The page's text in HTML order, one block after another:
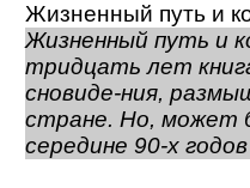
Жизненный путь и
Жизненный путь и
тридцать лет
сновиде-ния,
стране. Но, может
середине 90-х